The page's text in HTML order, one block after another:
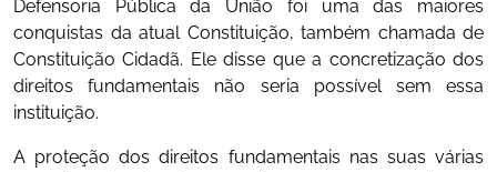
Defensoria Pública da União foi uma das maiores
conquistas da atual Constituição, também chamada de
Constituição Cidadã. Ele disse que a concretização dos
direitos fundamentais não seria possível sem essa
instituição.
A proteção dos direitos fundamentais nas suas várias